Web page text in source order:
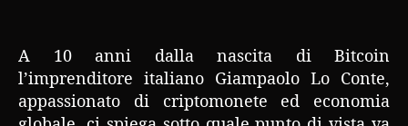
A 10 anni dalla nascita di Bitcoin
l’imprenditore italiano Giampaolo Lo Conte,
appassionato di criptomonete ed economia